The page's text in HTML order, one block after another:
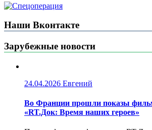
Наши Вконтакте
Зарубежные новости
24.04.2026 Евгений
Во Франции прошли показы
«RT.Док: Время наших героев»